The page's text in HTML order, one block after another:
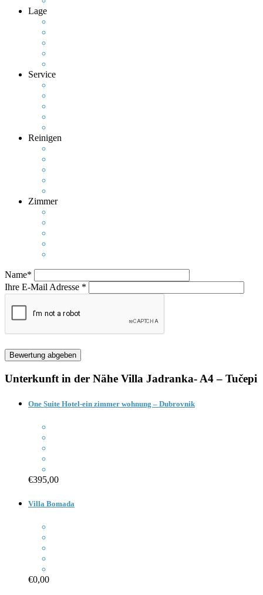
Lage
Service
Reinigen
Zimmer
Name*
Ihre E-Mail Adresse *
Unterkunft in der Nähe Villa Jadranka- A4 – Tučepi
One Suite Hotel-ein zimmer wohnung – Dubrovnik
€395,00
Villa Bomada
€0,00